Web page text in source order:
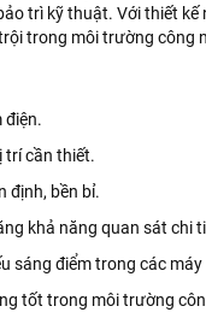
trì kỹ thuật. Với thiết
trong môi trường công
điện.
trí cần thiết.
định, bền bỉ.
khả năng quan sát chi
sáng điểm trong các
tốt trong môi trường